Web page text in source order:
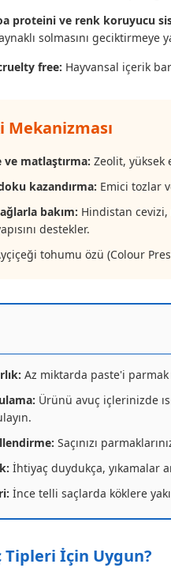
proteini ve renk koruyucu
solmasını geciktirmeye
free: Hayvansal içerik
Mekanizması
ve matlaştırma: Zeolit, yüksek
kazandırma: Emici tozlar
bakım: Hindistan cevizi,
destekler.
tohumu özü (Colour
Az miktarda paste'i parmak
Ürünü avuç içlerinizde
Saçınızı
İhtiyaç duydukça, yıkamalar
İnce telli saçlarda köklere
Tipleri İçin Uygun?